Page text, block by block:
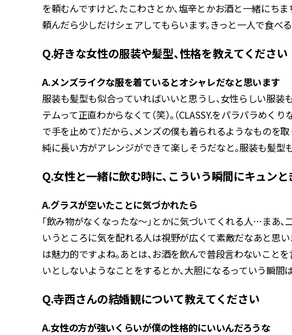
を頼むんですけど、たこわさとか、塩辛とかお酒と一緒にち
頼んだら少しだけシェアしてもらいます。きっと一人で食べ
Q.好きな女性の服装や髪型、性格を教えてください
A.メンズライクな服を着ているとオシャレだなと思います
服装も髪型も似合っていればいいと思うし、女性らしい服装
テムって正直わからなくて（笑）。（CLASSY.をパラパラめ
で手を止めて）だから、メンズの僕も着られるようなもの
純に長い方がアレンジができて楽しそうだなと。服装も髪型
Q.女性と一緒に飲む時に、こういう瞬間にキュン
A.グラスが空いたことに気づかれたら
「飲み物がなくなったな〜」とかに気づいてくれる人…まあ、
いうところに気を配れる人は視野が広くて素敵だなあと思
は魅力的ですよね。あとは、お酒を飲んで普段言わないこと
いとしないようなことをするとか、大胆になるっていう瞬間
Q.寺西さんの結婚観について教えてください
A.女性の方が強いくらいが僕の性格的にいいんだろうな